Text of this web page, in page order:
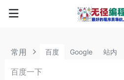
常用 百度 Google 站内